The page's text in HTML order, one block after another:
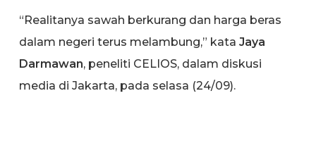
“Realitanya sawah berkurang dan harga beras
dalam negeri terus melambung,” kata Jaya
Darmawan, peneliti CELIOS, dalam diskusi
media di Jakarta, pada selasa (24/09).